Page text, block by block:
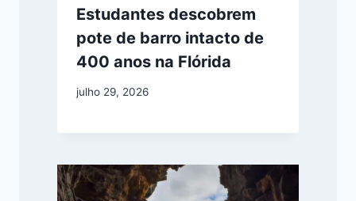
Estudantes descobrem
pote de barro intacto de
400 anos na Flórida
julho 29, 2026